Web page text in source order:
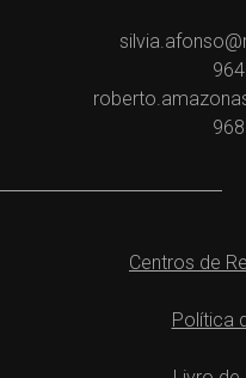
Centros de
Política